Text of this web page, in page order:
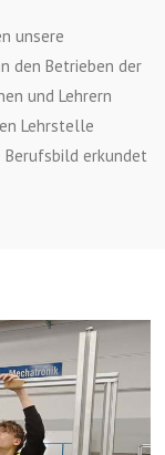
unsere
den Betrieben der
und Lehrern
Lehrstelle
erkundet